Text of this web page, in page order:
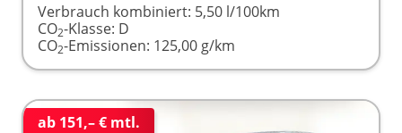
Verbrauch kombiniert: 5,50 l/100km
CO2-Klasse: D
CO2-Emissionen: 125,00 g/km
ab 151,– € mtl.